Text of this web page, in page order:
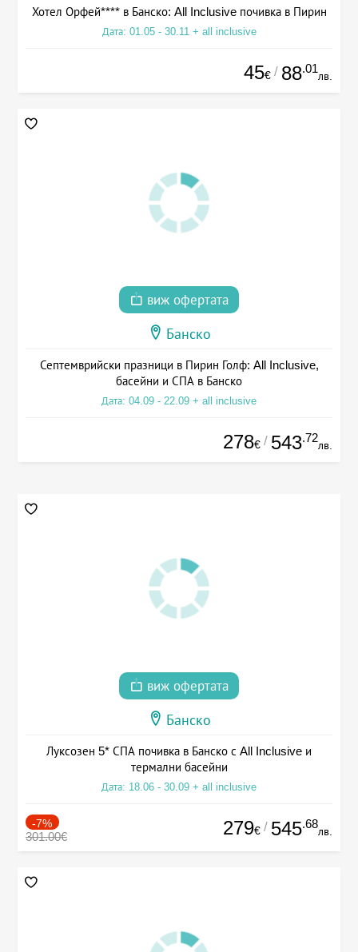
Хотел Орфей**** в Банско: All Inclusive почивка в Пирин
Дата: 01.05 - 30.11 + all inclusive
45€ / 88.01
лв.
виж офертата
Банско
Септемврийски празници в Пирин Голф: All Inclusive,
басейни и СПА в Банско
Дата: 04.09 - 22.09 + all inclusive
278€ / 543.72
лв.
виж офертата
Банско
Луксозен 5* СПА почивка в Банско с All Inclusive и
термални басейни
Дата: 18.06 - 30.09 + all inclusive
-7%
301.00€ 279€ / 545.68
лв.